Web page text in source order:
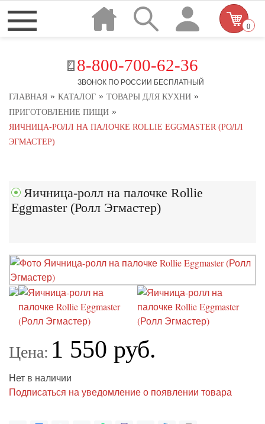
8-800-700-62-36
ЗВОНОК ПО РОССИИ БЕСПЛАТНЫЙ
0
ГЛАВНАЯ » КАТАЛОГ » ТОВАРЫ ДЛЯ КУХНИ »
ПРИГОТОВЛЕНИЕ ПИЩИ »
ЯИЧНИЦА-РОЛЛ НА ПАЛОЧКЕ ROLLIE EGGMASTER (РОЛЛ
ЭГМАСТЕР)
Яичница-ролл на палочке Rollie
Eggmaster (Ролл Эгмастер)
Цена: 1 550 руб.
Нет в наличии
Подписаться на уведомление о появлении товара